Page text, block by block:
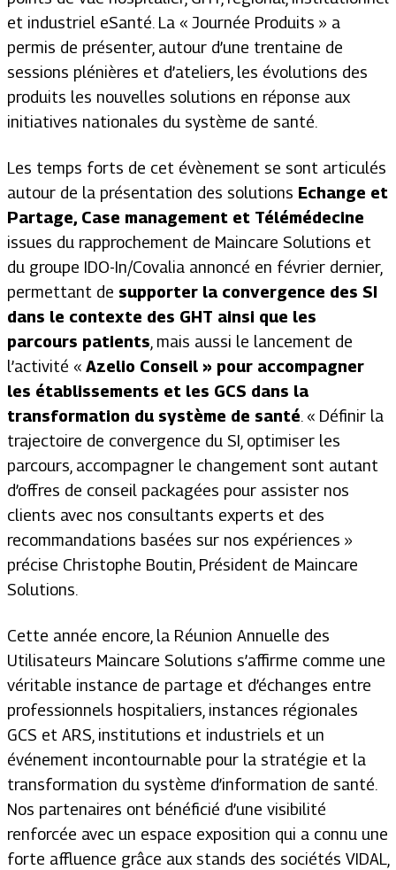
et industriel eSanté. La « Journée Produits » a
permis de présenter, autour d’une trentaine de
sessions plénières et d’ateliers, les évolutions des
produits les nouvelles solutions en réponse aux
initiatives nationales du système de santé.
Les temps forts de cet évènement se sont articulés
autour de la présentation des solutions Echange et
Partage, Case management et Télémédecine
issues du rapprochement de Maincare Solutions et
du groupe IDO-In/Covalia annoncé en février dernier,
permettant de supporter la convergence des SI
dans le contexte des GHT ainsi que les
parcours patients , mais aussi le lancement de
l’activité « Azelio Conseil » pour accompagner
les établissements et les GCS dans la
transformation du système de santé. « Définir la
trajectoire de convergence du SI, optimiser les
parcours, accompagner le changement sont autant
d’offres de conseil packagées pour assister nos
clients avec nos consultants experts et des
recommandations basées sur nos expériences »
précise Christophe Boutin, Président de Maincare
Solutions.
Cette année encore, la Réunion Annuelle des
Utilisateurs Maincare Solutions s’affirme comme une
véritable instance de partage et d’échanges entre
professionnels hospitaliers, instances régionales
GCS et ARS, institutions et industriels et un
événement incontournable pour la stratégie et la
transformation du système d’information de santé.
Nos partenaires ont bénéficié d’une visibilité
renforcée avec un espace exposition qui a connu une
forte affluence grâce aux stands des sociétés VIDAL,